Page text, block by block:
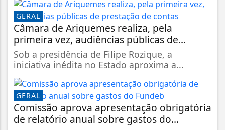
GERAL
Câmara de Ariquemes realiza, pela
primeira vez, audiências públicas de...
Sob a presidência de Filipe Rozique, a
iniciativa inédita no Estado aproxima a...
GERAL
Comissão aprova apresentação obrigatória
de relatório anual sobre gastos do...